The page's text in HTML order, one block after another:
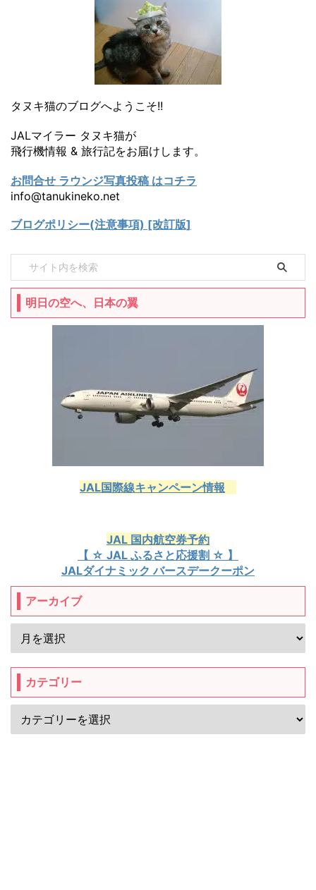
タヌキ猫のブログへようこそ!!
JALマイラー タヌキ猫が
飛行機情報 & 旅行記をお届けします。
お問合せ ラウンジ写真投稿 はコチラ
info@tanukineko.net
ブログポリシー(注意事項) [改訂版]
明日の空へ、日本の翼
JAL国際線キャンペーン情報
JAL 国内航空券予約
【 ☆ JAL ふるさと応援割 ☆ 】
JALダイナミック バースデークーポン
アーカイブ
カテゴリー